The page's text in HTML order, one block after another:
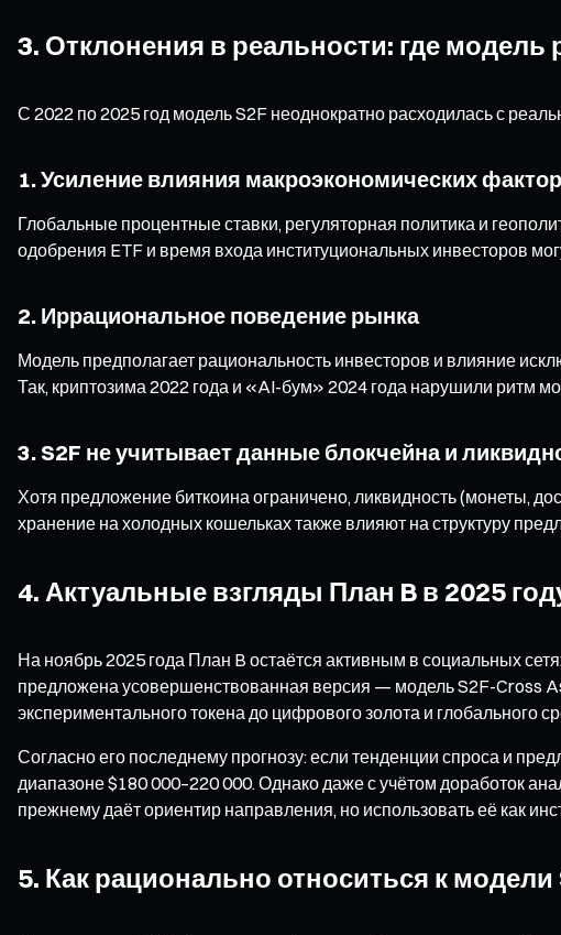
3. Отклонения в реальности: где
С 2022 по 2025 год модель S2F неоднократно расходилась с
1. Усиление влияния макроэкономических
Глобальные процентные ставки, регуляторная политика и
одобрения ETF и время входа институциональных инвесторов
2. Иррациональное поведение рынка
Модель предполагает рациональность инвесторов и влияние
Так, криптозима 2022 года и «AI-бум» 2024 года нарушили ритм
3. S2F не учитывает данные блокчейна и
Хотя предложение биткоина ограничено, ликвидность (монеты,
хранение на холодных кошельках также влияют на структуру
4. Актуальные взгляды План B в 2025
На ноябрь 2025 года План B остаётся активным в социальных
предложена усовершенствованная версия — модель S2F-Cross
экспериментального токена до цифрового золота и глобального
Согласно его последнему прогнозу: если тенденции спроса и
диапазоне $180 000–220 000. Однако даже с учётом доработок
прежнему даёт ориентир направления, но использовать её как
5. Как рационально относиться к модели